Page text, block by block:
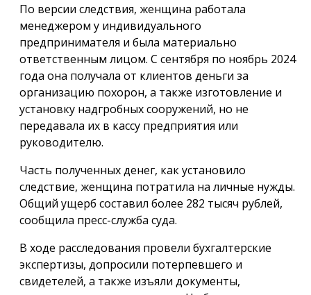
По версии следствия, женщина работала
менеджером у индивидуального
предпринимателя и была материально
ответственным лицом. С сентября по ноябрь 2024
года она получала от клиентов деньги за
организацию похорон, а также изготовление и
установку надгробных сооружений, но не
передавала их в кассу предприятия или
руководителю.
Часть полученных денег, как установило
следствие, женщина потратила на личные нужды.
Общий ущерб составил более 282 тысяч рублей,
сообщила пресс-служба суда.
В ходе расследования провели бухгалтерские
экспертизы, допросили потерпевшего и
свидетелей, а также изъяли документы,